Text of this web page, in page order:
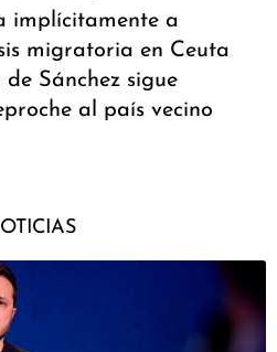
implícitamente a
migratoria en Ceuta
Sánchez sigue
al país vecino